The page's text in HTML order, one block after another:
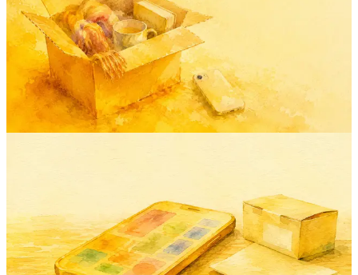
Headline Dua Kata.
Aplikasi inventaris mati di barang ketiga, saat mengetik nama di
keyboard ponsel berhenti menarik. Jepret. Beres. dibangun untuk
melewatinya.
29 Apr 2026Rodion
Setahun di web, sekarang di saku Anda. Yang dirilis di Android,
yang sengaja tidak ada, dan kenapa Android sebelum iOS.